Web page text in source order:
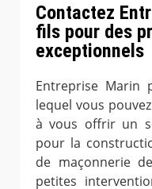
Contactez
fils pour des
exceptionnels
Entreprise
lequel vous
à vous offrir un
pour la
de maçonnerie
petites